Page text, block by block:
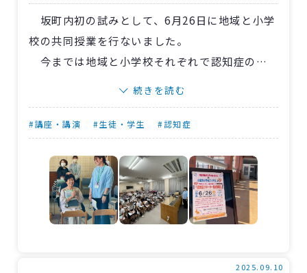
坂町内初の試みとして、6月26日に地域と小学
校の共同授業を行ないました。
今までは地域と小学校それぞれで認知症の理
いし、小学校に入る機会がなくて寂しい……」
との声をきっかけに、認知症について学ぶ地域
公開授業を小屋浦小学校と共同で実施すること
に。講師は〈広島〉坂町地域包括支援センター
の平本沙知社会福祉士が務めました。
当日は5・6年生と教職員合わせて23人、地域
からも視察の方が訪れ、認知症の基本を学ぶ授
続きを読む
#講座・講演 #生徒・学生 #認知症
2025.09.10